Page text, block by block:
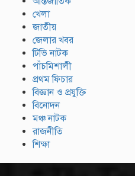
খেলা
জাতীয়
জেলার খবর
টিভি নাটক
পাঁচমিশালী
প্রথম ফিচার
বিজ্ঞান ও প্রযুক্তি
বিনোদন
মঞ্চ নাটক
রাজনীতি
শিক্ষা